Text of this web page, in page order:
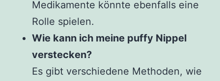
Medikamente könnte ebenfalls eine
Rolle spielen.
Wie kann ich meine puffy Nippel
verstecken?
Es gibt verschiedene Methoden, wie